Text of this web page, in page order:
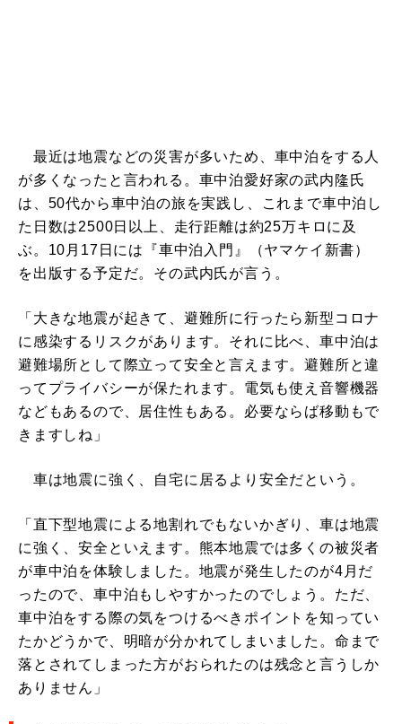
最近は地震などの災害が多いため、車中泊をする人
が多くなったと言われる。車中泊愛好家の武内隆氏
は、50代から車中泊の旅を実践し、これまで車中泊し
た日数は2500日以上、走行距離は約25万キロに及
ぶ。10月17日には『車中泊入門』（ヤマケイ新書）
を出版する予定だ。その武内氏が言う。
「大きな地震が起きて、避難所に行ったら新型コロナ
に感染するリスクがあります。それに比べ、車中泊は
避難場所として際立って安全と言えます。避難所と違
ってプライバシーが保たれます。電気も使え音響機器
などもあるので、居住性もある。必要ならば移動もで
きますしね」
車は地震に強く、自宅に居るより安全だという。
「直下型地震による地割れでもないかぎり、車は地震
に強く、安全といえます。熊本地震では多くの被災者
が車中泊を体験しました。地震が発生したのが4月だ
ったので、車中泊もしやすかったのでしょう。ただ、
車中泊をする際の気をつけるべきポイントを知ってい
たかどうかで、明暗が分かれてしまいました。命まで
落とされてしまった方がおられたのは残念と言うしか
ありません」